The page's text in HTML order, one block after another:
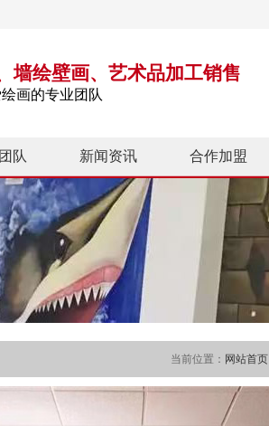
墙绘壁画、艺术品加工销售
画的专业团队
队 新闻资讯 合作加盟
当前位置： 网站首页